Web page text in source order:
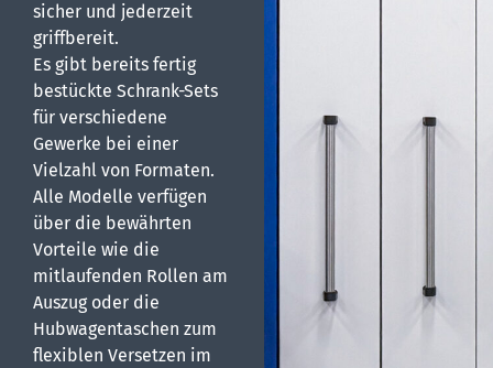
sicher und jederzeit
griffbereit.
Es gibt bereits fertig
bestückte Schrank-Sets
für verschiedene
Gewerke bei einer
Vielzahl von Formaten.
Alle Modelle verfügen
über die bewährten
Vorteile wie die
mitlaufenden Rollen am
Auszug oder die
Hubwagentaschen zum
flexiblen Versetzen im